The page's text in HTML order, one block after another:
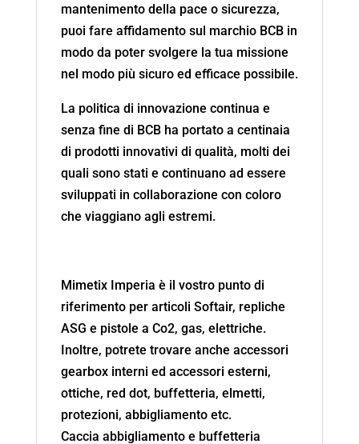
mantenimento della pace o sicurezza,
puoi fare affidamento sul marchio BCB in
modo da poter svolgere la tua missione
nel modo più sicuro ed efficace possibile.
La politica di innovazione continua e
senza fine di BCB ha portato a centinaia
di prodotti innovativi di qualità, molti dei
quali sono stati e continuano ad essere
sviluppati in collaborazione con coloro
che viaggiano agli estremi.
Mimetix Imperia è il vostro punto di
riferimento per articoli Softair, repliche
ASG e pistole a Co2, gas, elettriche.
Inoltre, potrete trovare anche accessori
gearbox interni ed accessori esterni,
ottiche, red dot, buffetteria, elmetti,
protezioni, abbigliamento etc.
Caccia abbigliamento e buffetteria